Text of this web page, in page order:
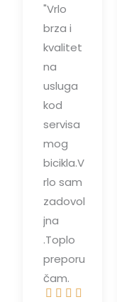
"Vrlo
brza i
kvalitet
na
usluga
kod
servisa
mog
bicikla.V
rlo sam
zadovol
jna
.Toplo
preporu
čam.
   